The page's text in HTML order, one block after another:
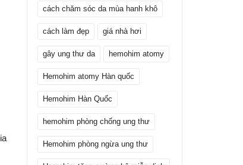
cách chăm sóc da mùa hanh khô
cách làm đẹp giá nhà hơi
gây ung thư da hemohim atomy
Hemohim atomy Hàn quốc
Hemohim Hàn Quốc
hemohim phòng chống ung thư
Hemohim phòng ngừa ung thư